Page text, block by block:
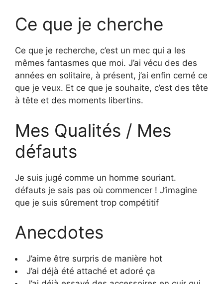
Ce que je cherche
Ce que je recherche, c’est un mec qui a les
mêmes fantasmes que moi. J’ai vécu des des
années en solitaire, à présent, j’ai enfin cerné ce
que je veux. Et ce que je souhaite, c’est des tête
à tête et des moments libertins.
Mes Qualités / Mes
défauts
Je suis jugé comme un homme souriant.
défauts je sais pas où commencer ! J’imagine
que je suis sûrement trop compétitif
Anecdotes
J’aime être surpris de manière hot
J’ai déjà été attaché et adoré ça